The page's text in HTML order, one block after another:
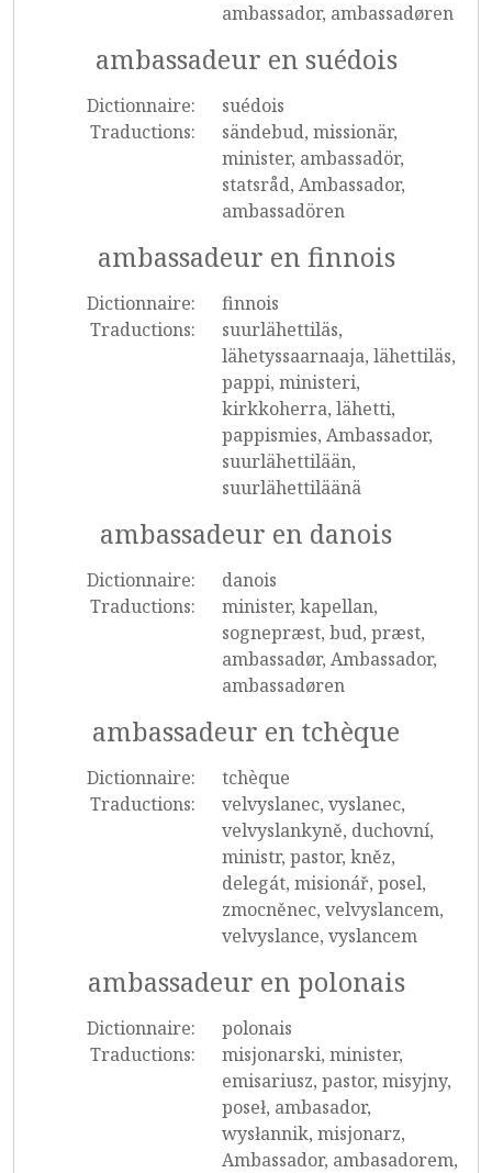
ambassador, ambassadøren
ambassadeur en suédois
Dictionnaire:
suédois
Traductions:
sändebud, missionär,
minister, ambassadör,
statsråd, Ambassador,
ambassadören
ambassadeur en finnois
Dictionnaire:
finnois
Traductions:
suurlähettiläs,
lähetyssaarnaaja, lähettiläs,
pappi, ministeri,
kirkkoherra, lähetti,
pappismies, Ambassador,
suurlähettilään,
suurlähettiläänä
ambassadeur en danois
Dictionnaire:
danois
Traductions:
minister, kapellan,
sognepræst, bud, præst,
ambassadør, Ambassador,
ambassadøren
ambassadeur en tchèque
Dictionnaire:
tchèque
Traductions:
velvyslanec, vyslanec,
velvyslankyně, duchovní,
ministr, pastor, kněz,
delegát, misionář, posel,
zmocněnec, velvyslancem,
velvyslance, vyslancem
ambassadeur en polonais
Dictionnaire:
polonais
Traductions:
misjonarski, minister,
emisariusz, pastor, misyjny,
poseł, ambasador,
wysłannik, misjonarz,
Ambassador, ambasadorem,